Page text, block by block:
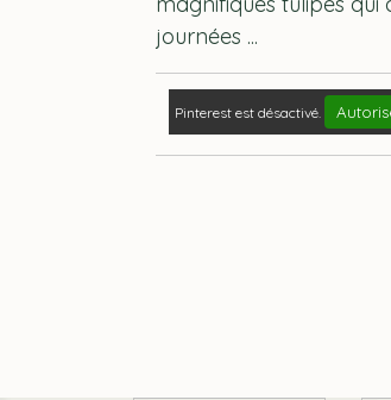
journées ...
Pinterest est désactivé.